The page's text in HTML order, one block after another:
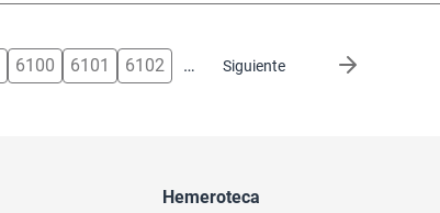
6100 6101 6102 … Siguiente
Siguiente página
Hemeroteca